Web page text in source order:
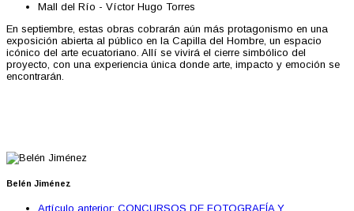
Mall del Río - Víctor Hugo Torres
En septiembre, estas obras cobrarán aún más protagonismo en una
exposición abierta al público en la Capilla del Hombre, un espacio
icónico del arte ecuatoriano. Allí se vivirá el cierre simbólico del
proyecto, con una experiencia única donde arte, impacto y emoción se
encontrarán.
Belén Jiménez
Artículo anterior: CONCURSOS DE FOTOGRAFÍA Y